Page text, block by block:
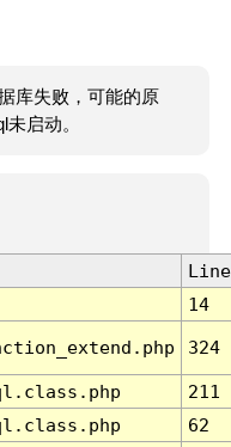
库失败，可能的原
启动。
Line
14
324
211
62